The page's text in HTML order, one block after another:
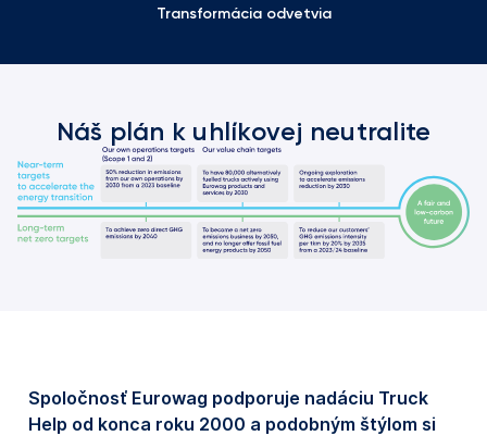
Transformácia odvetvia
Náš plán k uhlíkovej neutralite
Spoločnosť Eurowag podporuje nadáciu Truck
Help od konca roku 2000 a podobným štýlom si